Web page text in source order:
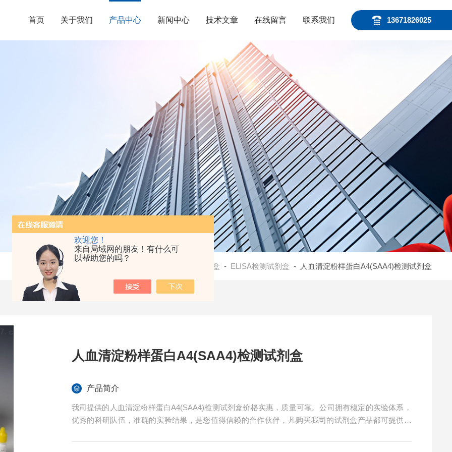
欢迎您！
来自局域网的朋友！有什么可
以帮助您的吗？
13671826025
首页 关于我们 产品中心 新闻中心 技术文章 在线留言 联系我们
检测试剂盒 - ELISA检测试剂盒 - 人血清淀粉样蛋白A4(SAA4)检测试剂盒
人血清淀粉样蛋白A4(SAA4)检测试剂盒
产品简介
我司提供的人血清淀粉样蛋白A4(SAA4)检测试剂盒价格实惠，质量可靠。公司拥有稳定的实验体系，
优秀的科研队伍，准确的实验结果，是您值得信赖的合作伙伴，凡购买我司的试剂盒产品都可提供全